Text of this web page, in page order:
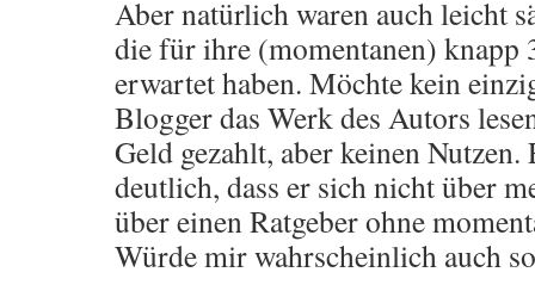
Aber natürlich waren auch leicht
die für ihre (momentanen) knapp
erwartet haben. Möchte kein
Blogger das Werk des Autors
Geld gezahlt, aber keinen
deutlich, dass er sich nicht über
über einen Ratgeber ohne
Würde mir wahrscheinlich auch